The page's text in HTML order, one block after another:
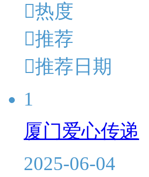
热度
推荐
推荐日期
1
厦门爱心传递
2025-06-04